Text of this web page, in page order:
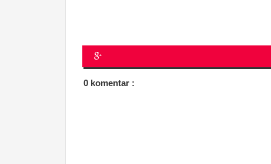
0 komentar :